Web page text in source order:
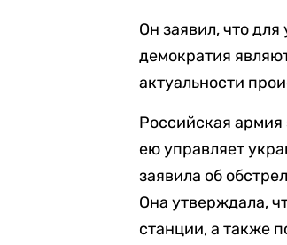
Он заявил, что
демократия
актуальности
Российская
ею управляет
заявила об
Она утверждала,
станции, а также